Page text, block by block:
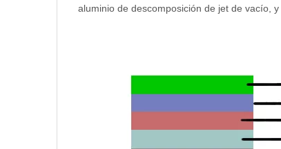
aluminio de descomposición de jet de vacío,